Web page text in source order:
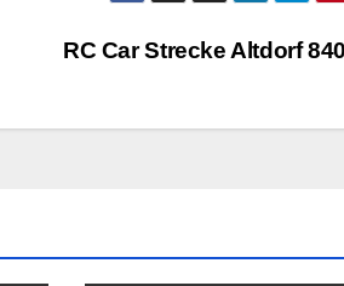
RC Car Strecke Altdorf